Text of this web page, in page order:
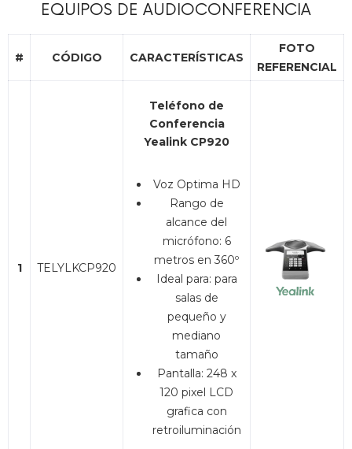
EQUIPOS DE AUDIOCONFERENCIA
# CÓDIGO CARACTERÍSTICAS
FOTO
REFERENCIAL
1 TELYLKCP920
Teléfono de
Conferencia
Yealink CP920
Voz Optima HD
Rango de
alcance del
micrófono: 6
metros en 360º
Ideal para: para
salas de
pequeño y
mediano
tamaño
Pantalla: 248 x
120 pixel LCD
grafica con
retroiluminación